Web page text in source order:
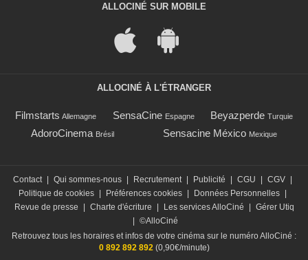
ALLOCINÉ SUR MOBILE
ALLOCINÉ À L'ÉTRANGER
Filmstarts Allemagne SensaCine Espagne Beyazperde Turquie
AdoroCinema Brésil Sensacine México Mexique
Contact | Qui sommes-nous | Recrutement | Publicité | CGU | CGV |
Politique de cookies | Préférences cookies | Données Personnelles |
Revue de presse
| Charte d'écriture | Les services AlloCiné | Gérer Utiq
| ©AlloCiné
Retrouvez tous les horaires et infos de votre cinéma sur le numéro AlloCiné :
0 892 892 892 (0,90€/minute)